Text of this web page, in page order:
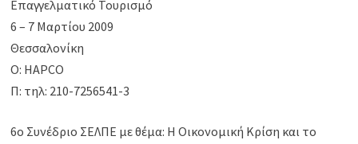
Επαγγελματικό Τουρισμό
6 – 7 Μαρτίου 2009
Θεσσαλονίκη
Ο: HAPCO
Π: τηλ: 210-7256541-3
6ο Συνέδριο ΣΕΛΠΕ με θέμα: Η Οικονομική Κρίση και το